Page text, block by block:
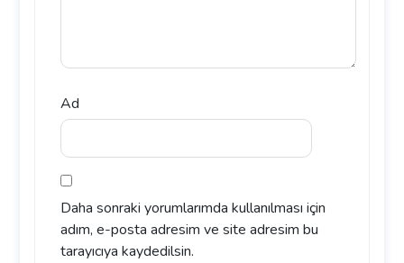
Ad
Daha sonraki yorumlarımda kullanılması için
adım, e-posta adresim ve site adresim bu
tarayıcıya kaydedilsin.